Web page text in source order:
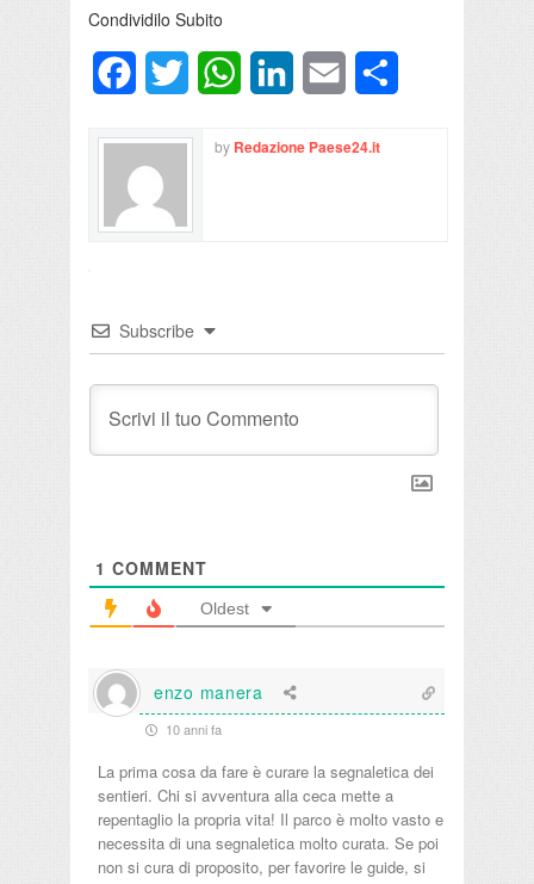
Condividilo Subito
FacebookTwitter WhatsAppLinkedInEmail
by Redazione Paese24.it
Subscribe
1 COMMENT
Oldest
enzo manera
10 anni fa
La prima cosa da fare è curare la segnaletica dei
sentieri. Chi si avventura alla ceca mette a
repentaglio la propria vita! Il parco è molto vasto e
necessita di una segnaletica molto curata. Se poi
non si cura di proposito, per favorire le guide, si